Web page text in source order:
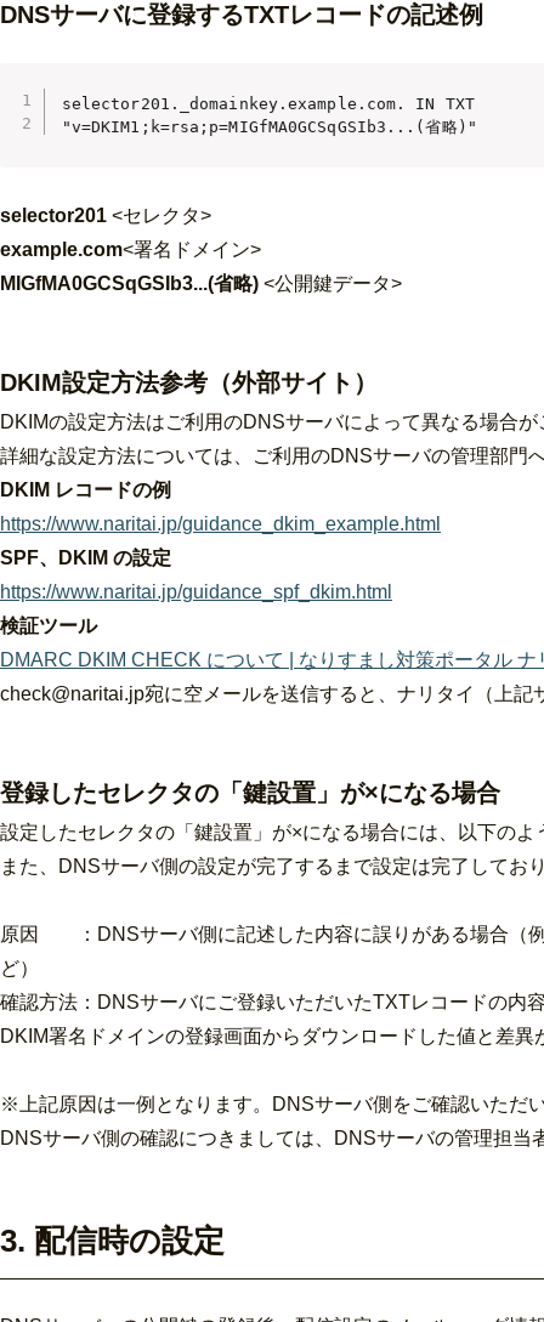
DNSサーバに登録するTXTレコードの記述例
selector201._domainkey.example.com. IN TXT
"v=DKIM1;k=rsa;p=MIGfMA0GCSqGSIb3...(省略)"
selector201 <セレクタ>
example.com<署名ドメイン>
MIGfMA0GCSqGSIb3...(省略) <公開鍵データ>
DKIM設定方法参考（外部サイト）
DKIMの設定方法はご利用のDNSサーバによって異なる場合が
詳細な設定方法については、ご利用のDNSサーバの管理部門
DKIM レコードの例
https://www.naritai.jp/guidance_dkim_example.html
SPF、DKIM の設定
https://www.naritai.jp/guidance_spf_dkim.html
検証ツール
DMARC DKIM CHECK について | なりすまし対策ポータル ナ
check@naritai.jp宛に空メールを送信すると、ナリタイ（上
登録したセレクタの「鍵設置」が×になる場合
設定したセレクタの「鍵設置」が×になる場合には、以下の
また、DNSサーバ側の設定が完了するまで設定は完了して
原因 ：DNSサーバ側に記述した内容に誤りがある場合（
ど）
確認方法：DNSサーバにご登録いただいたTXTレコードの内
DKIM署名ドメインの登録画面からダウンロードした値と差
※上記原因は一例となります。DNSサーバ側をご確認いただ
DNSサーバ側の確認につきましては、DNSサーバの管理担
3. 配信時の設定